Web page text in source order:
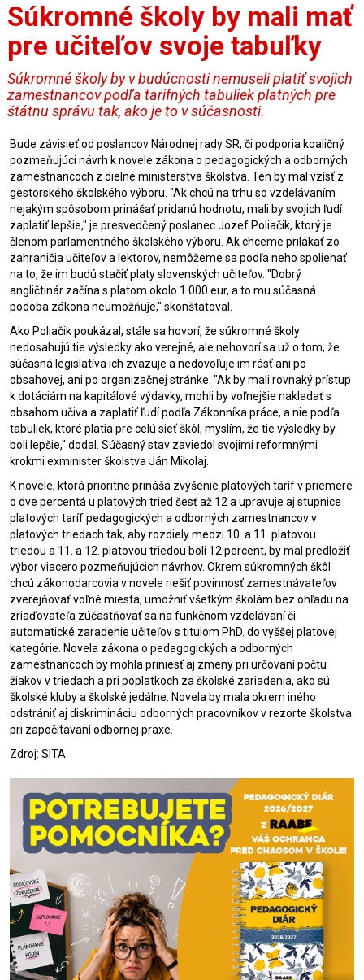
Súkromné školy by mali mať
pre učiteľov svoje tabuľky
Súkromné školy by v budúcnosti nemuseli platiť svojich
zamestnancov podľa tarifných tabuliek platných pre
štátnu správu tak, ako je to v súčasnosti.
Bude závisieť od poslancov Národnej rady SR, či podporia koaličný
pozmeňujúci návrh k novele zákona o pedagogických a odborných
zamestnancoch z dielne ministerstva školstva. Ten by mal vzísť z
gestorského školského výboru. "Ak chcú na trhu so vzdelávaním
nejakým spôsobom prinášať pridanú hodnotu, mali by svojich ľudí
zaplatiť lepšie," je presvedčený poslanec Jozef Poliačik, ktorý je
členom parlamentného školského výboru. Ak chceme prilákať zo
zahraničia učiteľov a lektorov, nemôžeme sa podľa neho spoliehať
na to, že im budú stačiť platy slovenských učiteľov. "Dobrý
angličtinár začína s platom okolo 1 000 eur, a to mu súčasná
podoba zákona neumožňuje," skonštatoval.
Ako Poliačik poukázal, stále sa hovorí, že súkromné školy
nedosahujú tie výsledky ako verejné, ale nehovorí sa už o tom, že
súčasná legislatíva ich zväzuje a nedovoľuje im rásť ani po
obsahovej, ani po organizačnej stránke. "Ak by mali rovnaký prístup
k dotáciám na kapitálové výdavky, mohli by voľnejšie nakladať s
obsahom učiva a zaplatiť ľudí podľa Zákonníka práce, a nie podľa
tabuliek, ktoré platia pre celú sieť škôl, myslím, že tie výsledky by
boli lepšie," dodal. Súčasný stav zaviedol svojimi reformnými
krokmi exminister školstva Ján Mikolaj.
K novele, ktorá prioritne prináša zvýšenie platových taríf v priemere
o dve percentá u platových tried šesť až 12 a upravuje aj stupnice
platových taríf pedagogických a odborných zamestnancov v
platových triedach tak, aby rozdiely medzi 10. a 11. platovou
triedou a 11. a 12. platovou triedou boli 12 percent, by mal predložiť
výbor viacero pozmeňujúcich návrhov. Okrem súkromných škôl
chcú zákonodarcovia v novele riešiť povinnosť zamestnávateľov
zverejňovať voľné miesta, umožniť všetkým školám bez ohľadu na
zriaďovateľa zúčastňovať sa na funkčnom vzdelávaní či
automatické zaradenie učiteľov s titulom PhD. do vyššej platovej
kategórie. Novela zákona o pedagogických a odborných
zamestnancoch by mohla priniesť aj zmeny pri určovaní počtu
žiakov v triedach a pri poplatkoch za školské zariadenia, ako sú
školské kluby a školské jedálne. Novela by mala okrem iného
odstrániť aj diskrimináciu odborných pracovníkov v rezorte školstva
pri započítavaní odbornej praxe.
Zdroj: SITA